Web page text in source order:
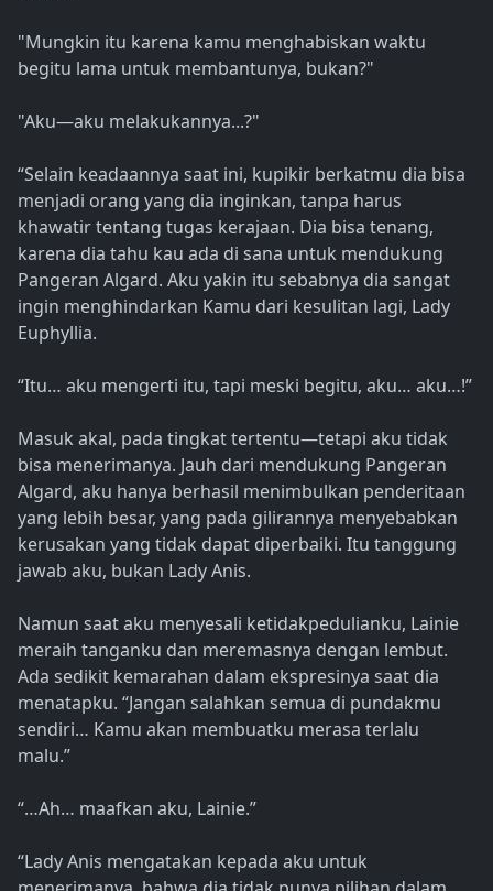
"Mungkin itu karena kamu menghabiskan waktu
begitu lama untuk membantunya, bukan?"
"Aku—aku melakukannya...?"
“Selain keadaannya saat ini, kupikir berkatmu dia bisa
menjadi orang yang dia inginkan, tanpa harus
khawatir tentang tugas kerajaan. Dia bisa tenang,
karena dia tahu kau ada di sana untuk mendukung
Pangeran Algard. Aku yakin itu sebabnya dia sangat
ingin menghindarkan Kamu dari kesulitan lagi, Lady
Euphyllia.
“Itu… aku mengerti itu, tapi meski begitu, aku… aku…!”
Masuk akal, pada tingkat tertentu—tetapi aku tidak
bisa menerimanya. Jauh dari mendukung Pangeran
Algard, aku hanya berhasil menimbulkan penderitaan
yang lebih besar, yang pada gilirannya menyebabkan
kerusakan yang tidak dapat diperbaiki. Itu tanggung
jawab aku, bukan Lady Anis.
Namun saat aku menyesali ketidakpedulianku, Lainie
meraih tanganku dan meremasnya dengan lembut.
Ada sedikit kemarahan dalam ekspresinya saat dia
menatapku. “Jangan salahkan semua di pundakmu
sendiri… Kamu akan membuatku merasa terlalu
malu.”
“…Ah… maafkan aku, Lainie.”
“Lady Anis mengatakan kepada aku untuk